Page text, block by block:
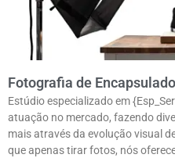
Fotografia de
Estúdio especializado em
atuação no mercado, fazendo
mais através da evolução visual
que apenas tirar fotos, nós